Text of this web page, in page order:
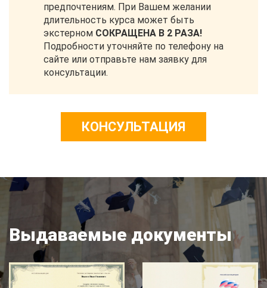
предпочтениям. При Вашем желании
длительность курса может быть
экстерном СОКРАЩЕНА В 2 РАЗА!
Подробности уточняйте по телефону на
сайте или отправьте нам заявку для
консультации.
КОНСУЛЬТАЦИЯ
Выдаваемые документы